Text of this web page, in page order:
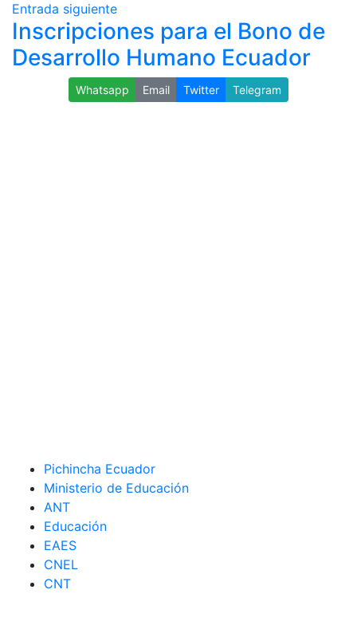
Entrada siguiente
Inscripciones para el Bono de
Desarrollo Humano Ecuador
Whatsapp Email Twitter Telegram
Pichincha Ecuador
Ministerio de Educación
ANT
Educación
EAES
CNEL
CNT